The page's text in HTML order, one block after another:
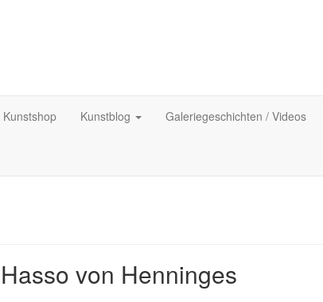
Kunstshop Kunstblog Galeriegeschichten / Videos
Hasso von Henninges